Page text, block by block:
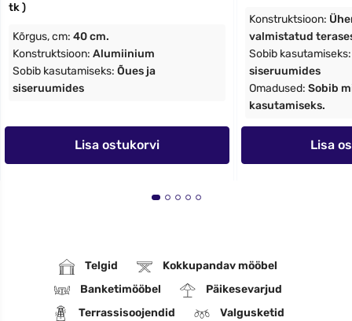
tk )
Kõrgus, cm: 40 cm.
Konstruktsioon: Alumiinium
Sobib kasutamiseks: Õues ja
siseruumides
Lisa ostukorvi
Konstruktsioon:
valmistatud
Sobib
siseruumides
Omadused: Sobib
kasutamiseks.
Lisa
Telgid
Kokkupandav mööbel
Banketimööbel
Päikesevarjud
Terrassisoojendid
Valgusketid